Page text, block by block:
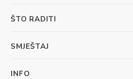
ŠTO RADITI
SMJEŠTAJ
INFO